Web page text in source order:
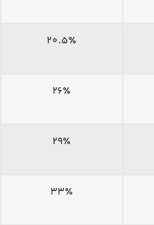
20.5٪
26٪
29٪
33٪